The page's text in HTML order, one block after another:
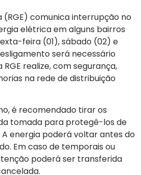
(RGE) comunica interrupção no
elétrica em alguns bairros
feira (01), sábado (02) e
será necessário
realize, com segurança,
na rede de distribuição
é recomendado tirar os
tomada para protegê-los de
A energia poderá voltar antes do
Em caso de temporais ou
poderá ser transferida